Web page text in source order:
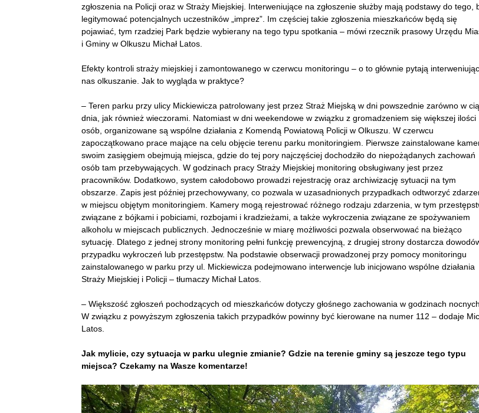
zgłoszenia na Policji oraz w Straży Miejskiej. Interweniujące na zgłoszenie służby mają podstawy do tego,
legitymować potencjalnych uczestników „imprez”. Im częściej takie zgłoszenia mieszkańców będą się
pojawiać, tym rzadziej Park będzie wybierany na tego typu spotkania – mówi rzecznik prasowy Urzędu
i Gminy w Olkuszu Michał Latos.
Efekty kontroli straży miejskiej i zamontowanego w czerwcu monitoringu – o to głównie pytają
nas olkuszanie. Jak to wygląda w praktyce?
– Teren parku przy ulicy Mickiewicza patrolowany jest przez Straż Miejską w dni powszednie zarówno w
dnia, jak również wieczorami. Natomiast w dni weekendowe w związku z gromadzeniem się większej ilości
osób, organizowane są wspólne działania z Komendą Powiatową Policji w Olkuszu. W czerwcu
zapoczątkowano prace mające na celu objęcie terenu parku monitoringiem. Pierwsze zainstalowane
swoim zasięgiem obejmują miejsca, gdzie do tej pory najczęściej dochodziło do niepożądanych zachowań
osób tam przebywających. W godzinach pracy Straży Miejskiej monitoring obsługiwany jest przez
pracowników. Dodatkowo, system całodobowo prowadzi rejestrację oraz archiwizację sytuacji na tym
obszarze. Zapis jest później przechowywany, co pozwala w uzasadnionych przypadkach odtworzyć
w miejscu objętym monitoringiem. Kamery mogą rejestrować różnego rodzaju zdarzenia, w tym
związane z bójkami i pobiciami, rozbojami i kradzieżami, a także wykroczenia związane ze spożywaniem
alkoholu w miejscach publicznych. Jednocześnie w miarę możliwości pozwala obserwować na bieżąco
sytuację. Dlatego z jednej strony monitoring pełni funkcję prewencyjną, z drugiej strony dostarcza
przypadku wykroczeń lub przestępstw. Na podstawie obserwacji prowadzonej przy pomocy monitoringu
zainstalowanego w parku przy ul. Mickiewicza podejmowano interwencje lub inicjowano wspólne działania
Straży Miejskiej i Policji – tłumaczy Michał Latos.
– Większość zgłoszeń pochodzących od mieszkańców dotyczy głośnego zachowania w godzinach nocnych.
W związku z powyższym zgłoszenia takich przypadków powinny być kierowane na numer 112 – dodaje
Latos.
Jak mylicie, czy sytuacja w parku ulegnie zmianie? Gdzie na terenie gminy są jeszcze tego typu
miejsca? Czekamy na Wasze komentarze!